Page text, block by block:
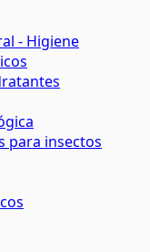
- Higiene
para insectos